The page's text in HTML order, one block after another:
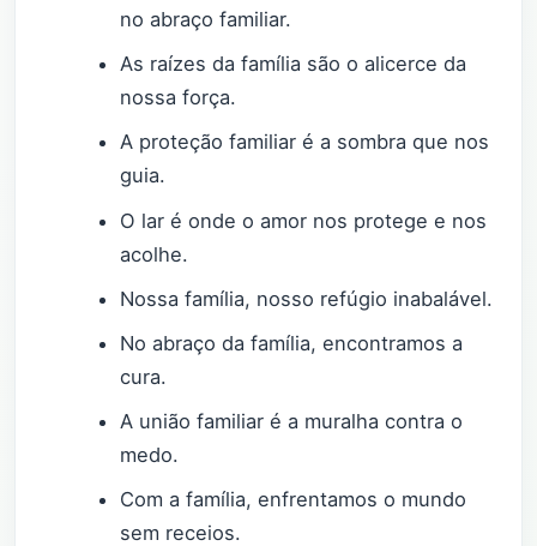
no abraço familiar.
As raízes da família são o alicerce da
nossa força.
A proteção familiar é a sombra que nos
guia.
O lar é onde o amor nos protege e nos
acolhe.
Nossa família, nosso refúgio inabalável.
No abraço da família, encontramos a
cura.
A união familiar é a muralha contra o
medo.
Com a família, enfrentamos o mundo
sem receios.